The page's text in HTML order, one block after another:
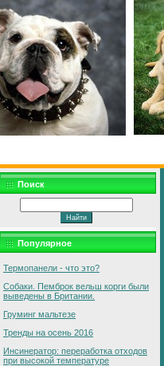
Поиск
Популярное
Термопанели - что это?
Собаки. Пемброк вельш корги были
выведены в Британии.
Груминг мальтезе
Тренды на осень 2016
Инсинератор: переработка отходов
при высокой температуре